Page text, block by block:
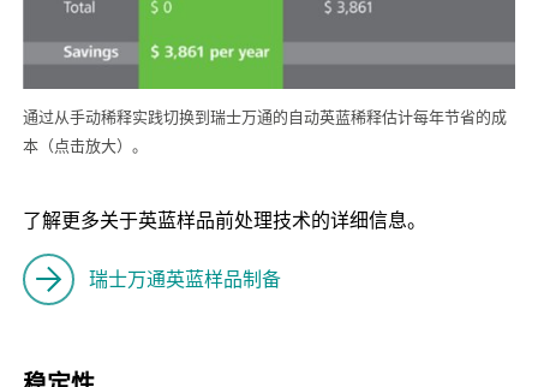
通过从手动稀释实践切换到瑞士万通的自动英蓝稀释估计每年节省的成
本（点击放大）。
了解更多关于英蓝样品前处理技术的详细信息。
瑞士万通英蓝样品制备